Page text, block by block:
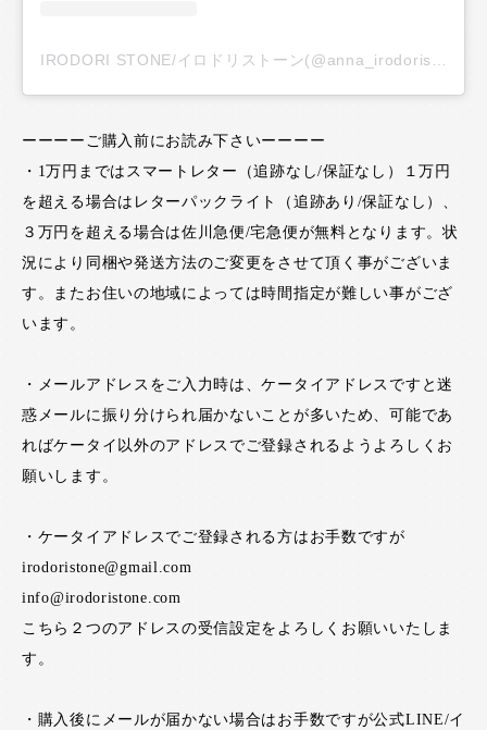
ーーーーご購入前にお読み下さいーーーー
・1万円まではスマートレター（追跡なし/保証なし）１万円
を超える場合はレターパックライト（追跡あり/保証なし）、
３万円を超える場合は佐川急便/宅急便が無料となります。状
況により同梱や発送方法のご変更をさせて頂く事がございま
す。またお住いの地域によっては時間指定が難しい事がござ
います。
・メールアドレスをご入力時は、ケータイアドレスですと迷
惑メールに振り分けられ届かないことが多いため、可能であ
ればケータイ以外のアドレスでご登録されるようよろしくお
願いします。
・ケータイアドレスでご登録される方はお手数ですが
irodoristone@gmail.com
info@irodoristone.com
こちら２つのアドレスの受信設定をよろしくお願いいたしま
す。
・購入後にメールが届かない場合はお手数ですが公式LINE/イ